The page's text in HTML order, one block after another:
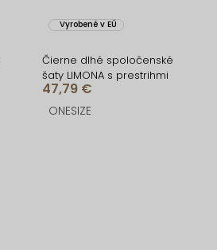
Vyrobené v EÚ
Čierne dlhé spoločenské
šaty LIMONA s prestrihmi
47,79 €
ONESIZE